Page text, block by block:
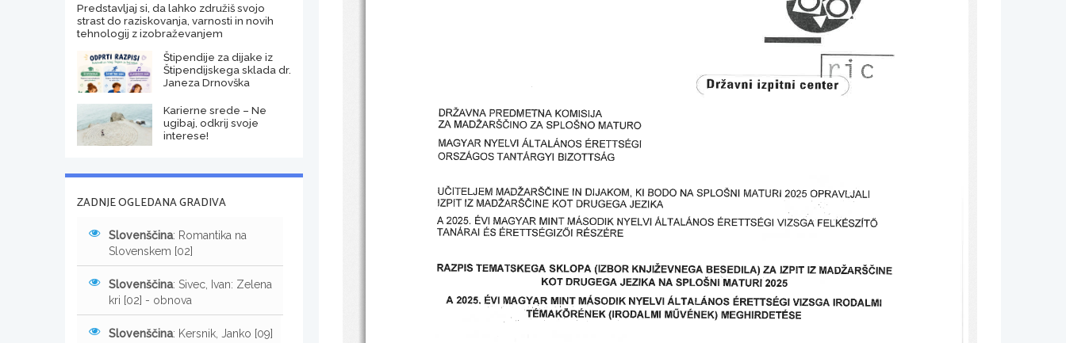
Predstavljaj si, da lahko združiš svojo
strast do raziskovanja, varnosti in novih
tehnologij z izobraževanjem
Štipendije za dijake iz
Štipendijskega sklada dr.
Janeza Drnovška
Karierne srede – Ne
ugibaj, odkrij svoje
interese!
ZADNJE OGLEDANA GRADIVA
Slovenščina: Romantika na
Slovenskem [02]
Slovenščina: Sivec, Ivan: Zelena
kri [02] - obnova
Slovenščina: Kersnik, Janko [09]